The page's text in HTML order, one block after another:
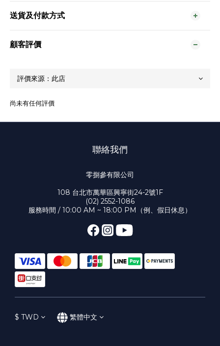
送貨及付款方式
顧客評價
尚未有任何評價
聯絡我們
零捌參有限公司
108 台北市萬華區興寧街24-2號1F
(02) 2552-1086
服務時間 / 10:00 AM ~ 18:00 PM（例、假日休息）
$ TWD 繁體中文